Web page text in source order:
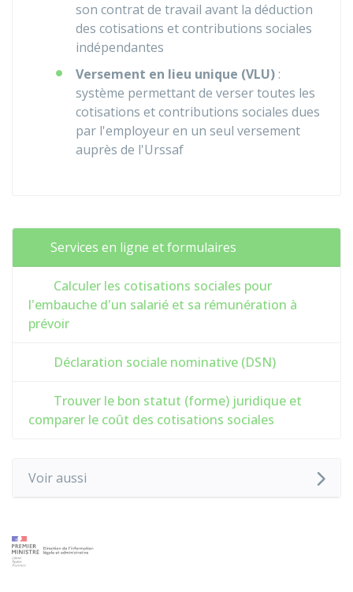
son contrat de travail avant la déduction
des cotisations et contributions sociales
indépendantes
Versement en lieu unique (VLU) :
système permettant de verser toutes les
cotisations et contributions sociales dues
par l'employeur en un seul versement
auprès de l'Urssaf
Services en ligne et formulaires
Calculer les cotisations sociales pour
l'embauche d'un salarié et sa rémunération à
prévoir
Déclaration sociale nominative (DSN)
Trouver le bon statut (forme) juridique et
comparer le coût des cotisations sociales
Voir aussi